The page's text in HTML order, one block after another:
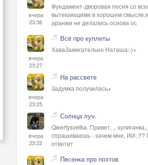
вчера
23:36
Фундамент-дворовая песня со
вытекающими в хорошем
аранжи не делались основа ос
вчера
23:27
Всё про куплеты
ХаваЗажигательно Наташа:-)+
вчера
23:25
На рассвете
Задумка получилась+
вчера
23:22
Солнца луч.
Qwertysvetka. Привет, ,,
спрашиваешь - зачем мне, ИИ..??
ответит
Песенка про поэтов